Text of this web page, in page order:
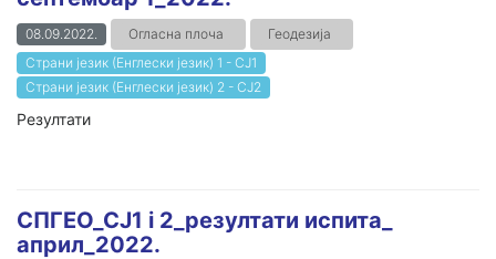
08.09.2022. Огласна плоча
Геодезија
Страни језик (Енглески језик) 1 - СЈ1
Страни језик (Енглески језик) 2 - СЈ2
Резултати
СПГЕО_СЈ1 i 2_резултати испита_
април_2022.